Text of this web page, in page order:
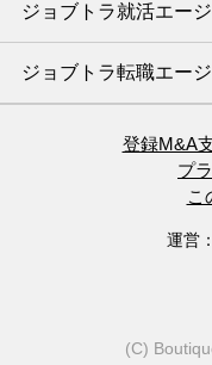
ジョブトラ就活エー
ジョブトラ転職エー
登録M&A
プ
こ
運営
(C)